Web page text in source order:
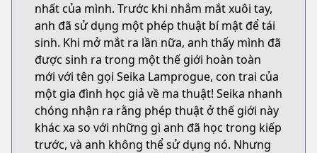
nhất của mình. Trước khi nhắm mắt xuôi tay,
anh đã sử dụng một phép thuật bí mật để tái
sinh. Khi mở mắt ra lần nữa, anh thấy mình đã
được sinh ra trong một thế giới hoàn toàn
mới với tên gọi Seika Lamprogue, con trai của
một gia đình học giả về ma thuật! Seika nhanh
chóng nhận ra rằng phép thuật ở thế giới này
khác xa so với những gì anh đã học trong kiếp
trước, và anh không thể sử dụng nó. Nhưng